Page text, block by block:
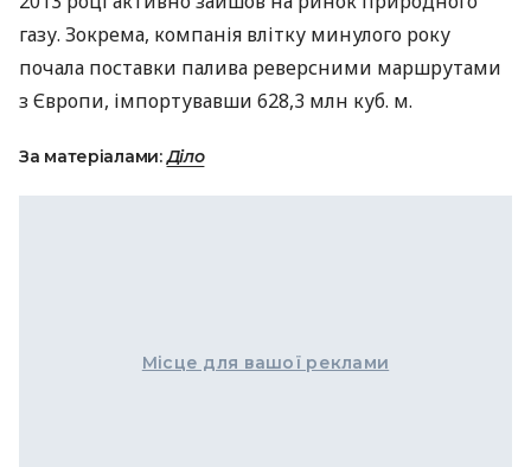
газу. Зокрема, компанія влітку минулого року
почала поставки палива реверсними маршрутами
з Європи, імпортувавши 628,3 млн куб. м.
За матеріалами:Діло
Місце для вашої реклами